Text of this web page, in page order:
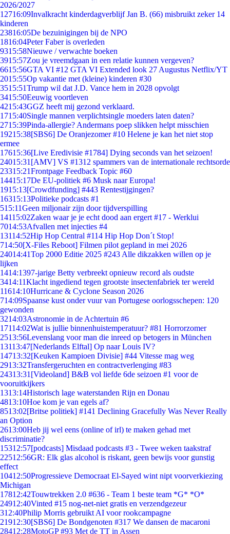
2026/2027
12716:09Invalkracht kinderdagverblijf Jan B. (66) misbruikt zeker 14
kinderen
23816:05De bezuinigingen bij de NPO
1816:04Peter Faber is overleden
9315:58Nieuwe / verwachte boeken
3915:57Zou je vreemdgaan in een relatie kunnen vergeven?
6615:56GTA VI #12 GTA VI Extended look 27 Augustus Netflix/YT
2015:55Op vakantie met (kleine) kinderen #30
3515:51Trump wil dat J.D. Vance hem in 2028 opvolgt
3415:50Eeuwig voortleven
4215:43GGZ heeft mij gezond verklaard.
1715:40Single mannen verplichtsingle moeders laten daten?
2715:39Pinda-allergie? Andermans poep slikken helpt misschien
19215:38[SBS6] De Oranjezomer #10 Helene je kan het niet stop
ermee
17615:36[Live Eredivisie #1784] Dying seconds van het seizoen!
24015:31 [AMV] VS #1312 spammers van de internationale rechtsorde
23315:21Frontpage Feedback Topic #60
14415:17De EU-politiek #6 Musk naar Europa!
1915:13[Crowdfunding] #443 Rentestijgingen?
16315:13Politieke podcasts #1
515:11Geen miljonair zijn door tijdverspilling
14115:02Zaken waar je je echt dood aan ergert #17 - Werklui
7014:53Afvallen met injecties #4
13114:52Hip Hop Central #114 Hip Hop Don´t Stop!
714:50[X-Files Reboot] Filmen pilot gepland in mei 2026
24014:41Top 2000 Editie 2025 #243 Alle dikzakken willen op je
lijken
1414:1397-jarige Betty verbreekt opnieuw record als oudste
3414:11Klacht ingediend tegen grootste insectenfabriek ter wereld
11614:10Hurricane & Cyclone Season 2026
714:09Spaanse kust onder vuur van Portugese oorlogsschepen: 120
gewonden
3214:03Astronomie in de Achtertuin #6
17114:02Wat is jullie binnenhuistemperatuur? #81 Horrorzomer
2513:56Levenslang voor man die inreed op betogers in München
13113:47[Nederlands Elftal] Op naar Louis IV?
14713:32[Keuken Kampioen Divisie] #44 Vitesse mag weg
2913:32Transfergeruchten en contractverlenging #83
24313:31 [Videoland] B&B vol liefde 6de seizoen #1 voor de
vooruitkijkers
1313:14Historisch lage waterstanden Rijn en Donau
4813:10Hoe kom je van egels af?
8513:02[Britse politiek] #141 Declining Gracefully Was Never Really
an Option
2613:00Heb jij wel eens (online of irl) te maken gehad met
discriminatie?
15312:57[podcasts] Misdaad podcasts #3 - Twee weken taakstraf
22512:56GR: Elk glas alcohol is riskant, geen bewijs voor gunstig
effect
10412:50Progressieve Democraat El-Sayed wint nipt voorverkiezing
Michigan
17812:42Touwtrekken 2.0 #636 - Team 1 beste team *G* *O*
24912:40Vinted #15 nog-net-niet gratis en verzendgezeur
312:40Philip Morris gebruikt AI voor rookcampagne
21912:30[SBS6] De Bondgenoten #317 We dansen de macaroni
28412:28MotoGP #93 Met de TT in Assen